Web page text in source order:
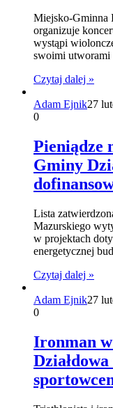
Miejsko-Gminna
organizuje
wystąpi
swoimi
Czytaj dalej »
Adam Ejnik27
0
Pieniądze
Gminy
Lista
Mazurskiego
w projektach
energetycznej
Czytaj dalej »
Adam Ejnik27
0
Ironman